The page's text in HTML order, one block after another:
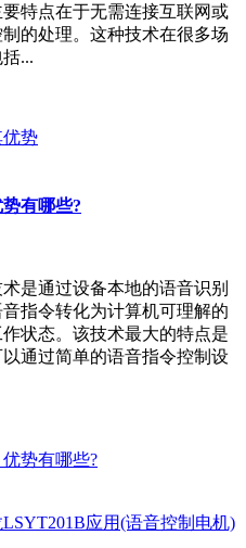
特点在于无需连接互联网或
的处理。这种技术在很多场
...
有哪些?
过设备本地的语音识别
指令转化为计算机可理解的
状态。该技术最大的特点是
通过简单的语音指令控制设